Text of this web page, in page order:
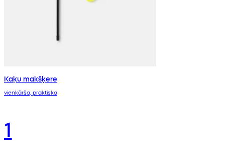
Kaķu makšķere
vienkārša, praktiska
1